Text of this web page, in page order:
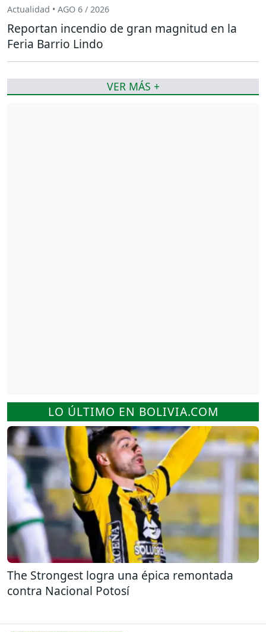
LO ÚLTIMO EN BOLIVIA.COM
The Strongest logra una épica remontada
contra Nacional Potosí
Actualidad • AGO 6 / 2026
Reportan incendio de gran magnitud en la
Feria Barrio Lindo
VER MÁS +